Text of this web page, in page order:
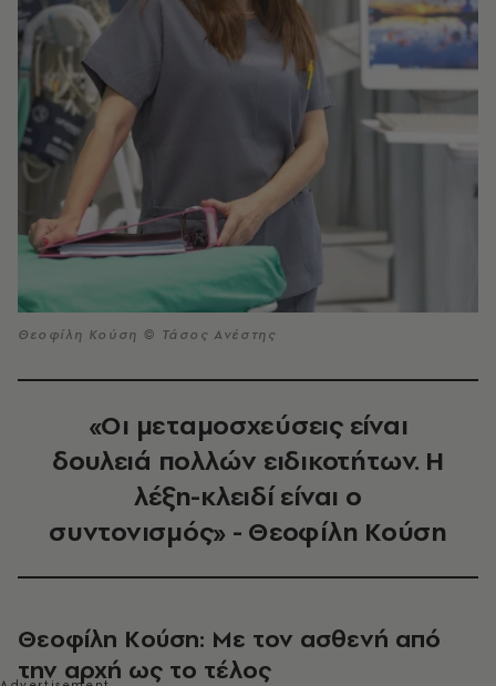
Θεοφίλη Κούση © Τάσος Ανέστης
«Οι μεταμοσχεύσεις είναι
δουλειά πολλών ειδικοτήτων. Η
λέξη-κλειδί είναι ο
συντονισμός» - Θεοφίλη Κούση
Θεοφίλη Κούση: Με τον ασθενή από
την αρχή ως το τέλος